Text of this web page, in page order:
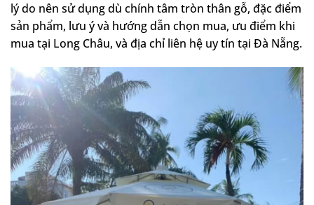
lý do nên sử dụng dù chính tâm tròn thân gỗ, đặc điểm
sản phẩm, lưu ý và hướng dẫn chọn mua, ưu điểm khi
mua tại Long Châu, và địa chỉ liên hệ uy tín tại Đà Nẵng.